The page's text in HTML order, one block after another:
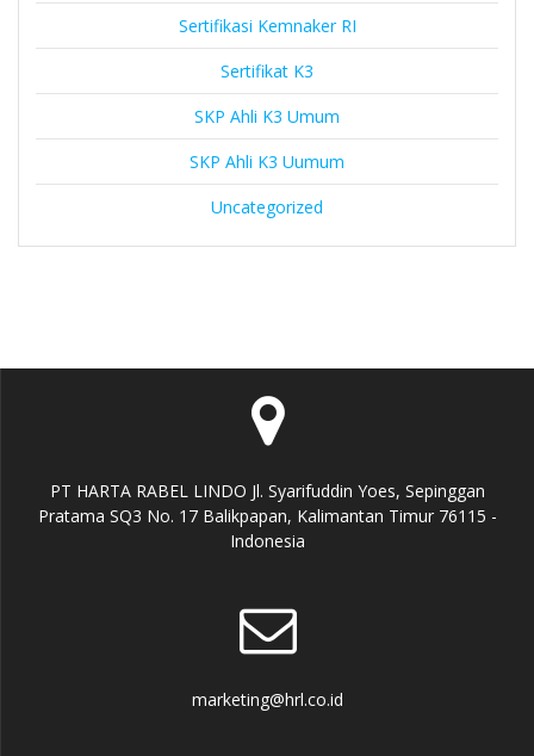
Sertifikasi Kemnaker RI
Sertifikat K3
SKP Ahli K3 Umum
SKP Ahli K3 Uumum
Uncategorized
PT HARTA RABEL LINDO Jl. Syarifuddin Yoes, Sepinggan
Pratama SQ3 No. 17 Balikpapan, Kalimantan Timur 76115 -
Indonesia
marketing@hrl.co.id